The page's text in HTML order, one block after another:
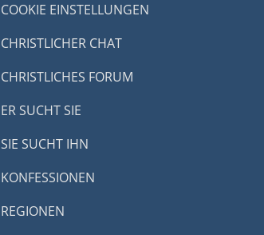
COOKIE EINSTELLUNGEN
CHRISTLICHER CHAT
CHRISTLICHES FORUM
ER SUCHT SIE
SIE SUCHT IHN
KONFESSIONEN
REGIONEN